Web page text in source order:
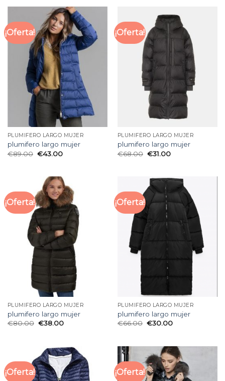
¡Oferta!
PLUMIFERO LARGO MUJER
plumifero largo mujer
€89.00 €43.00
¡Oferta!
PLUMIFERO LARGO MUJER
plumifero largo mujer
€68.00 €31.00
¡Oferta!
PLUMIFERO LARGO MUJER
plumifero largo mujer
€80.00 €38.00
¡Oferta!
PLUMIFERO LARGO MUJER
plumifero largo mujer
€66.00 €30.00
¡Oferta! ¡Oferta!